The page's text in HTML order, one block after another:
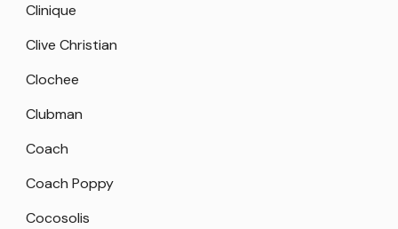
Clinique
Clive Christian
Clochee
Clubman
Coach
Coach Poppy
Cocosolis